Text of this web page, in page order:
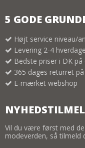
5 GODE
Højt service niveau/
Levering 2-4 hverdage
Bedste priser i DK
365 dages returret
E-mærket webshop
Vil du være først med
modeverden, så tilmeld